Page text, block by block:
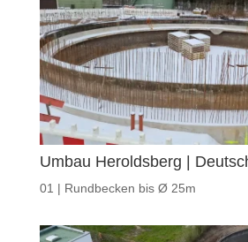
Umbau Heroldsberg |
01 | Rundbecken bis Ø 25m